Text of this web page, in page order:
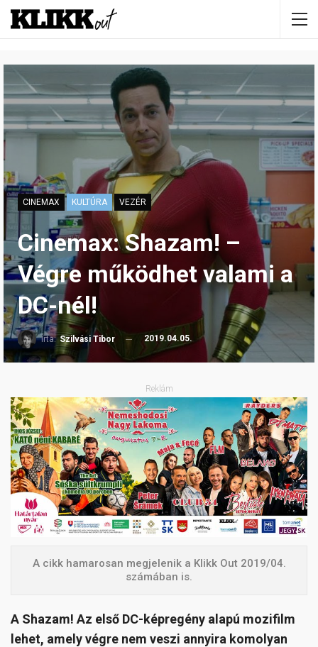
CINEMAX KULTÚRA VEZÉR
Cinemax: Shazam! –
Végre működhet valami a
DC-nél!
Írta:Szilvási Tibor 2019.04.05.
Reklám
A cikk hamarosan megjelenik a Klikk Out 2019/04.
számában is.
A Shazam! Az első DC-képregény alapú mozifilm
lehet, amely végre nem veszi annyira komolyan